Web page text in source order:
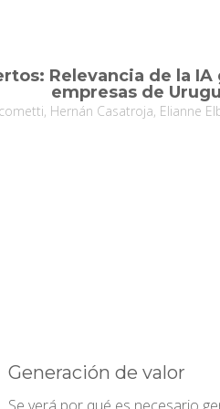
Relevancia de la
empresas de
Hernán Casatroja, Elianne
Generación de valor